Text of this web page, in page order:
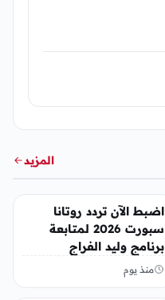
المزيد
اضبط الآن تردد روتانا
سبورت 2026 لمتابعة
برنامج وليد الفراج
منذ يوم